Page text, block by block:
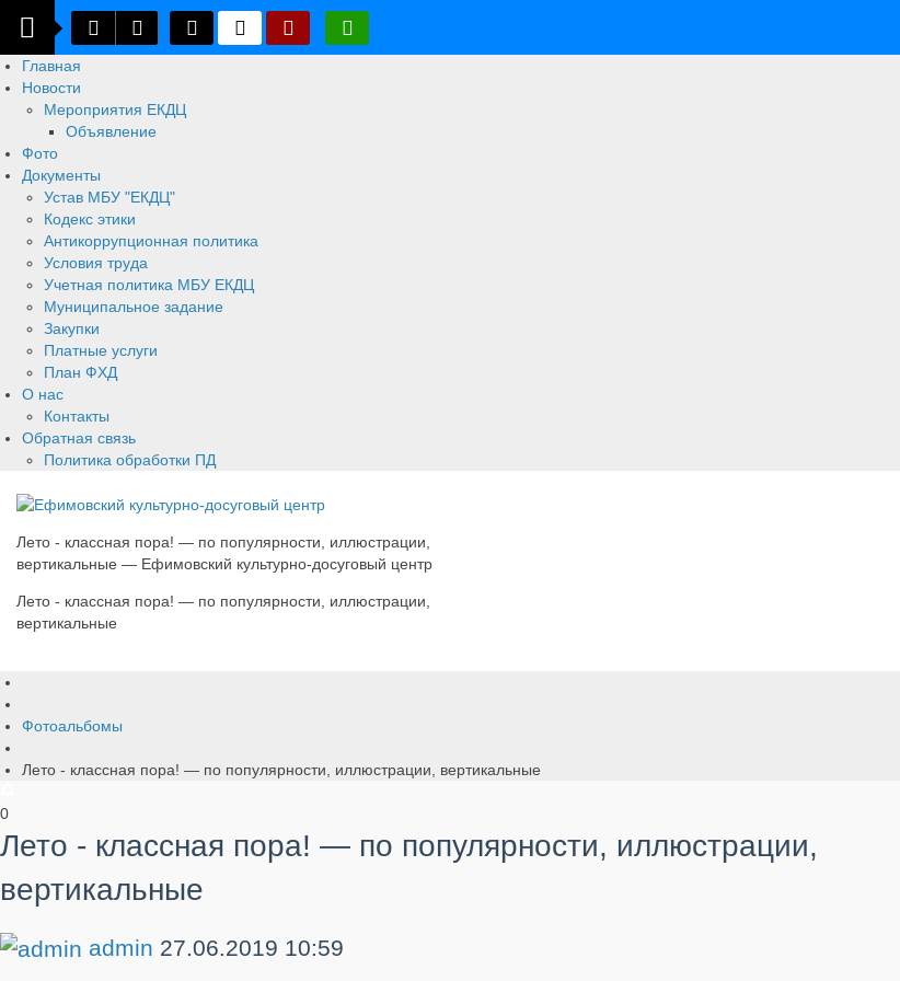
Главная
Новости
Мероприятия ЕКДЦ
Объявление
Фото
Документы
Устав МБУ "ЕКДЦ"
Кодекс этики
Антикоррупционная политика
Условия труда
Учетная политика МБУ ЕКДЦ
Муниципальное задание
Закупки
Платные услуги
План ФХД
О нас
Контакты
Обратная связь
Политика обработки ПД
Лето - классная пора! — по популярности, иллюстрации,
вертикальные — Ефимовский культурно-досуговый центр
Лето - классная пора! — по популярности, иллюстрации,
вертикальные
Фотоальбомы
Лето - классная пора! — по популярности, иллюстрации, вертикальные
0
Лето - классная пора! — по популярности, иллюстрации,
вертикальные
admin 27.06.2019 10:59